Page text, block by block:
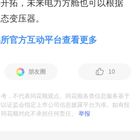
拓，未来电力方舱也可以根据
变压器。
官方互动平台查看更多
朋友圈 10
，不代表同花顺观点。同花顺各类信息服务基于
证监会指定上市公司信息披露平台为准。如有投
花顺对此不承担任何责任。举报